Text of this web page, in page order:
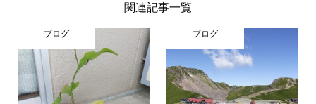
関連記事一覧
ブログ ブログ